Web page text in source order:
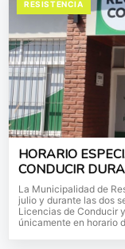
RESISTENCIA
HORARIO
CONDUCIR
La Municipalidad de
julio y durante las dos
Licencias de Conducir
únicamente en horario